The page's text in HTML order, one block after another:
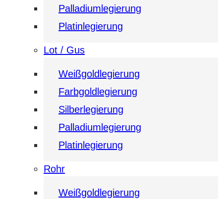
Palladiumlegierung
Platinlegierung
Lot / Gus
Weißgoldlegierung
Farbgoldlegierung
Silberlegierung
Palladiumlegierung
Platinlegierung
Rohr
Weißgoldlegierung